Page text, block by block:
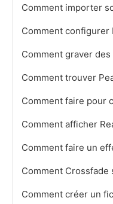
Comment graver
Comment trouver
Comment afficher
Comment Crossfade
Comment créer un